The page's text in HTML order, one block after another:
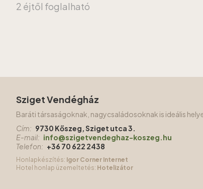
2 éjtől foglalható
Sziget Vendégház
Baráti társaságoknak, nagycsaládosoknak is ideális
Cím: 9730 Kőszeg, Sziget utca 3.
E-mail: info@szigetvendeghaz-koszeg.hu
Telefon: +36 70 622 2438
Honlapkészítés: Igor Corner Internet
Hotel honlap üzemeltetés: Hotelizátor